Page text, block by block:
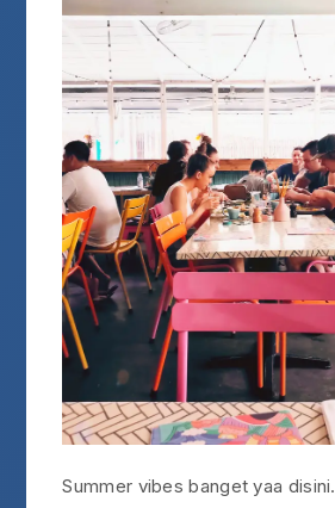
Summer vibes banget yaa disini.